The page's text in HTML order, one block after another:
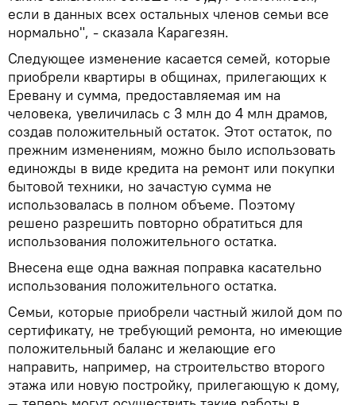
если в данных всех остальных членов семьи все
нормально", - сказала Карагезян.
Следующее изменение касается семей, которые
приобрели квартиры в общинах, прилегающих к
Еревану и сумма, предоставляемая им на
человека, увеличилась с 3 млн до 4 млн драмов,
создав положительный остаток. Этот остаток, по
прежним изменениям, можно было использовать
единожды в виде кредита на ремонт или покупки
бытовой техники, но зачастую сумма не
использовалась в полном объеме. Поэтому
решено разрешить повторно обратиться для
использования положительного остатка.
Внесена еще одна важная поправка касательно
использования положительного остатка.
Семьи, которые приобрели частный жилой дом по
сертификату, не требующий ремонта, но имеющие
положительный баланс и желающие его
направить, например, на строительство второго
этажа или новую постройку, прилегающую к дому,